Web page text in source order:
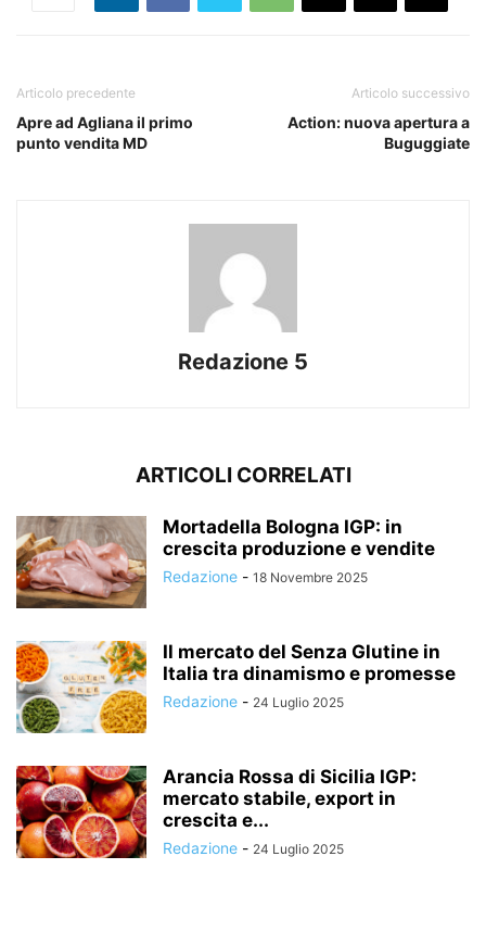
Articolo precedente
Apre ad Agliana il primo
punto vendita MD
Articolo successivo
Action: nuova apertura a
Buguggiate
Redazione 5
ARTICOLI CORRELATI
Mortadella Bologna IGP: in
crescita produzione e vendite
Redazione - 18 Novembre 2025
Il mercato del Senza Glutine in
Italia tra dinamismo e promesse
Redazione - 24 Luglio 2025
Arancia Rossa di Sicilia IGP:
mercato stabile, export in
crescita e...
Redazione - 24 Luglio 2025